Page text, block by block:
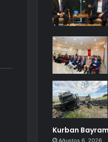
Kurban
Ağustos 6, 2026